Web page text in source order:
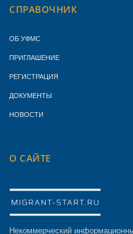
СПРАВОЧНИК
ОБ УФМС
ПРИГЛАШЕНИЕ
РЕГИСТРАЦИЯ
ДОКУМЕНТЫ
НОВОСТИ
О САЙТЕ
Некоммерческий